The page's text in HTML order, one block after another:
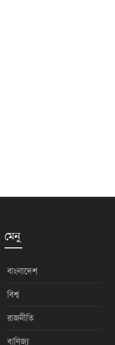
মেনু
বাংলাদেশ
বিশ্ব
রাজনীতি
বাণিজ্য